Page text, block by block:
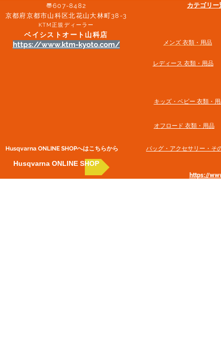
〠607-8482
京都府京都市山科区北花山大林町38-3​
KTM正規ディーラー
ベイシストオート山科店
https://www.ktm-kyoto.com/
Husqvarna ONLINE SHOP​へはこちらから
Husqvarna ONLINE SHOP
カテゴリ
メンズ 衣類・用品
​レディース 衣類・用品
キッズ・ベビー 衣類・
オフロード 衣類・用品
バッグ・アクセサリー・そ
https://